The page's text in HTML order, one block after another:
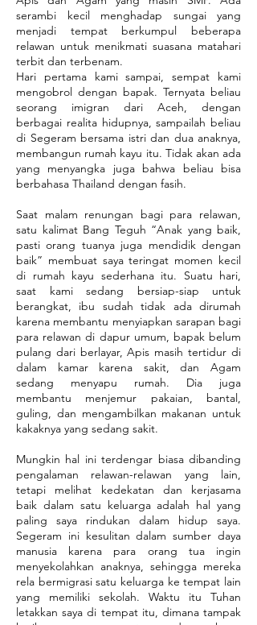
serambi kecil menghadap sungai yang
menjadi tempat berkumpul beberapa
relawan untuk menikmati suasana matahari
terbit dan terbenam.
Hari pertama kami sampai, sempat kami
mengobrol dengan bapak. Ternyata beliau
seorang imigran dari Aceh, dengan
berbagai realita hidupnya, sampailah beliau
di Segeram bersama istri dan dua anaknya,
membangun rumah kayu itu. Tidak akan ada
yang menyangka juga bahwa beliau bisa
berbahasa Thailand dengan fasih.
Saat malam renungan bagi para relawan,
satu kalimat Bang Teguh “Anak yang baik,
pasti orang tuanya juga mendidik dengan
baik” membuat saya teringat momen kecil
di rumah kayu sederhana itu. Suatu hari,
saat kami sedang bersiap-siap untuk
berangkat, ibu sudah tidak ada dirumah
karena membantu menyiapkan sarapan bagi
para relawan di dapur umum, bapak belum
pulang dari berlayar, Apis masih tertidur di
dalam kamar karena sakit, dan Agam
sedang menyapu rumah. Dia juga
membantu menjemur pakaian, bantal,
guling, dan mengambilkan makanan untuk
kakaknya yang sedang sakit.
Mungkin hal ini terdengar biasa dibanding
pengalaman relawan-relawan yang lain,
tetapi melihat kedekatan dan kerjasama
baik dalam satu keluarga adalah hal yang
paling saya rindukan dalam hidup saya.
Segeram ini kesulitan dalam sumber daya
manusia karena para orang tua ingin
menyekolahkan anaknya, sehingga mereka
rela bermigrasi satu keluarga ke tempat lain
yang memiliki sekolah. Waktu itu Tuhan
letakkan saya di tempat itu, dimana tampak